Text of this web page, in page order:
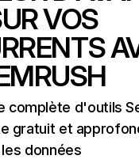
VOS
complète d'outils
gratuit et
les données